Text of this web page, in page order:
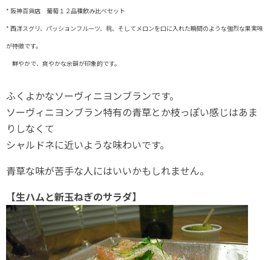
* 阪神百貨店 葡萄１２品種飲み比べセット
* 西洋スグリ、パッションフルーツ、桃、そしてメロンを口に入れた瞬間のような強烈な果実味
が特徴です。
鮮やかで、爽やかな余韻が印象的です。
ふくよかなソーヴィニヨンブランです。
ソーヴィニヨンブラン特有の青草とか枝っぽい感じはあま
りしなくて
シャルドネに近いような味わいです。
青草な味が苦手な人にはいいかもしれません。
【生ハムと新玉ねぎのサラダ】